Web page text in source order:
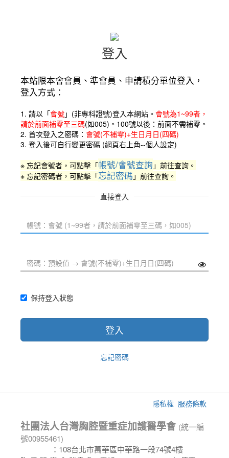
登入
本站限本會會員、準會員、申請積分單位登入，
登入方式：
1. 請以「會號」(非專科證號)登入本網站。 會號為1~99者，
請於前面補零至三碼(如005)。 100號以後：前面不需補零。
2. 首次登入之密碼： 會號(不補零)+生日月日(四碼)
3. 登入後可自行變更密碼 (網頁右上角--個人設定)
※ 忘記會號者，可點擊「帳號/會號查詢 」前往查詢。
※ 忘記密碼者，可點擊「忘記密碼 」前往查詢。
直接登入
保持登入狀態
登入
忘記密碼
隱私權 服務條款
社團法人台灣胸腔暨重症加護醫學會 (統一編
號00955461)
：108台北市萬華區中華路一段74號4樓